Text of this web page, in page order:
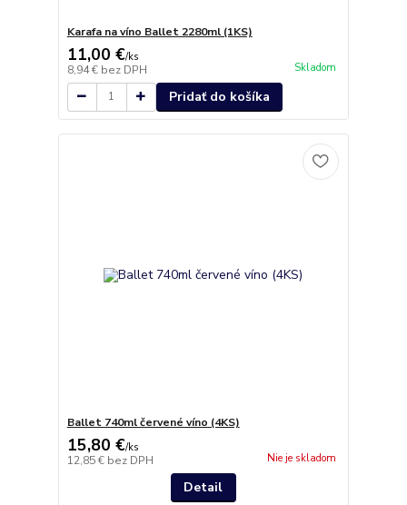
Karafa na víno Ballet 2280ml (1KS)
11,00 €/ks
8,94 € bez DPH Skladom
Pridať do košíka
Ballet 740ml červené víno (4KS)
15,80 €/ks
12,85 € bez DPH Nie je skladom
Detail